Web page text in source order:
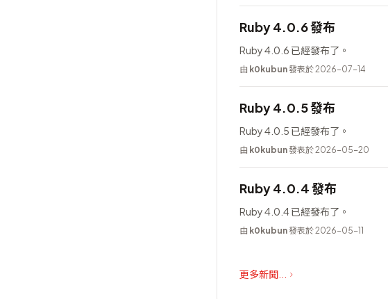
Ruby 4.0.6 發布
Ruby 4.0.6 已經發布了。
由 k0kubun發表於 2026-07-14
Ruby 4.0.5 發布
Ruby 4.0.5 已經發布了。
由 k0kubun發表於 2026-05-20
Ruby 4.0.4 發布
Ruby 4.0.4 已經發布了。
由 k0kubun發表於 2026-05-11
更多新聞...